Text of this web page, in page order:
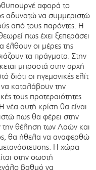
αφορά το
αδυνατώ να συμμεριστώ
από τους παρόντες. Η
πως έχει ξεπεράσει
έλθουν οι μέρες της
τα πράγματα. Στην
μπροστά στην αρχή
διότι οι ηγεμονικές ελίτ
καταλάβουν την
τους προτεραιότητες
αυτή κρίση θα είναι
πως θα φέρει στην
θέληση των Λαών και
θα ήθελα να αναφερθώ
Η χώρα
στην σωστή
βαθμό να